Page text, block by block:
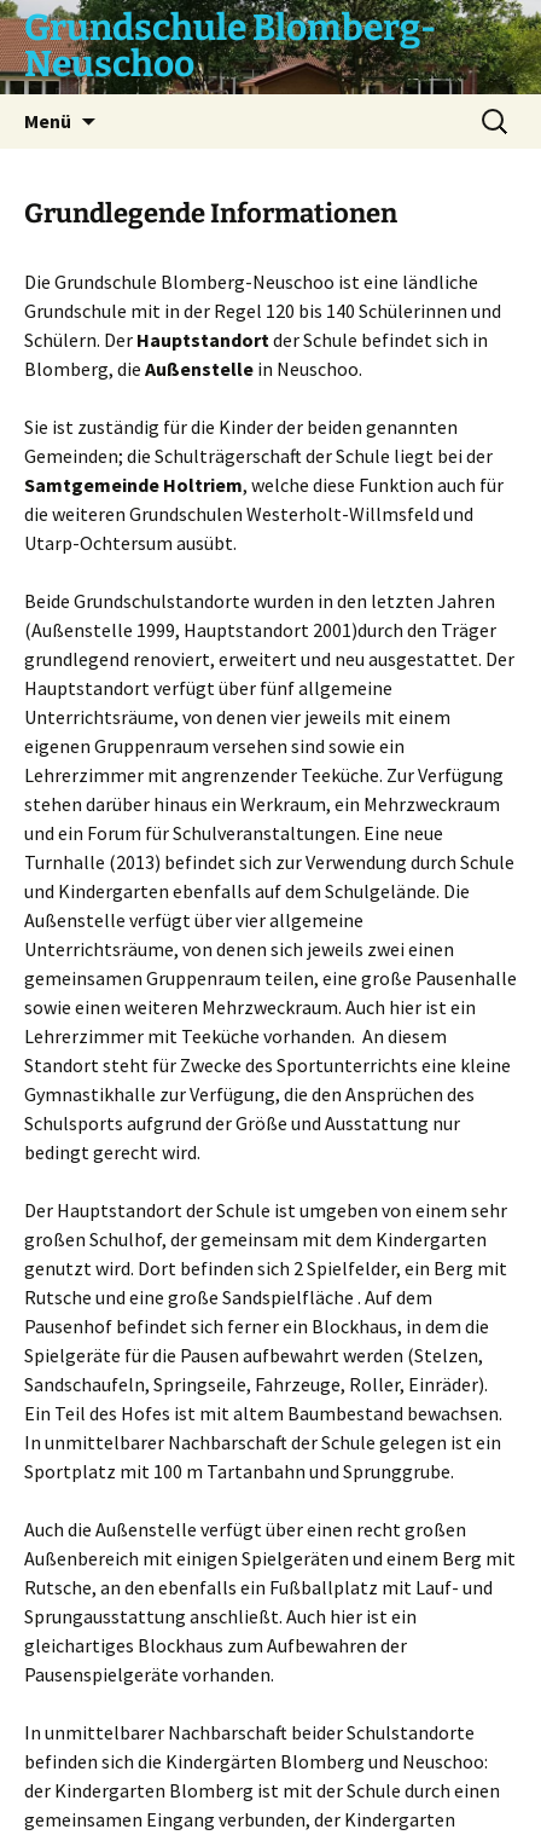
Zum
Inhalt
springen
Grundschule Blomberg-
Neuschoo
Menü
Suchen
nach:
Grundlegende Informationen
Die Grundschule Blomberg-Neuschoo ist eine ländliche
Grundschule mit in der Regel 120 bis 140 Schülerinnen und
Schülern. Der Hauptstandortder Schule befindet sich in
Blomberg, die Außenstelle in Neuschoo.
Sie ist zuständig für die Kinder der beiden genannten
Gemeinden; die Schulträgerschaft der Schule liegt bei der
Samtgemeinde Holtriem, welche diese Funktion auch für
die weiteren Grundschulen Westerholt-Willmsfeld und
Utarp-Ochtersum ausübt.
Beide Grundschulstandorte wurden in den letzten Jahren
(Außenstelle 1999, Hauptstandort 2001)durch den Träger
grundlegend renoviert, erweitert und neu ausgestattet. Der
Hauptstandort verfügt über fünf allgemeine
Unterrichtsräume, von denen vier jeweils mit einem
eigenen Gruppenraum versehen sind sowie ein
Lehrerzimmer mit angrenzender Teeküche. Zur Verfügung
stehen darüber hinaus ein Werkraum, ein Mehrzweckraum
und ein Forum für Schulveranstaltungen. Eine neue
Turnhalle (2013) befindet sich zur Verwendung durch Schule
und Kindergarten ebenfalls auf dem Schulgelände. Die
Außenstelle verfügt über vier allgemeine
Unterrichtsräume, von denen sich jeweils zwei einen
gemeinsamen Gruppenraum teilen, eine große Pausenhalle
sowie einen weiteren Mehrzweckraum. Auch hier ist ein
Lehrerzimmer mit Teeküche vorhanden. An diesem
Standort steht für Zwecke des Sportunterrichts eine kleine
Gymnastikhalle zur Verfügung, die den Ansprüchen des
Schulsports aufgrund der Größe und Ausstattung nur
bedingt gerecht wird.
Der Hauptstandort der Schule ist umgeben von einem sehr
großen Schulhof, der gemeinsam mit dem Kindergarten
genutzt wird. Dort befinden sich 2 Spielfelder, ein Berg mit
Rutsche und eine große Sandspielfläche . Auf dem
Pausenhof befindet sich ferner ein Blockhaus, in dem die
Spielgeräte für die Pausen aufbewahrt werden (Stelzen,
Sandschaufeln, Springseile, Fahrzeuge, Roller, Einräder).
Ein Teil des Hofes ist mit altem Baumbestand bewachsen.
In unmittelbarer Nachbarschaft der Schule gelegen ist ein
Sportplatz mit 100 m Tartanbahn und Sprunggrube.
Auch die Außenstelle verfügt über einen recht großen
Außenbereich mit einigen Spielgeräten und einem Berg mit
Rutsche, an den ebenfalls ein Fußballplatz mit Lauf- und
Sprungausstattung anschließt. Auch hier ist ein
gleichartiges Blockhaus zum Aufbewahren der
Pausenspielgeräte vorhanden.
In unmittelbarer Nachbarschaft beider Schulstandorte
befinden sich die Kindergärten Blomberg und Neuschoo:
der Kindergarten Blomberg ist mit der Schule durch einen
gemeinsamen Eingang verbunden, der Kindergarten